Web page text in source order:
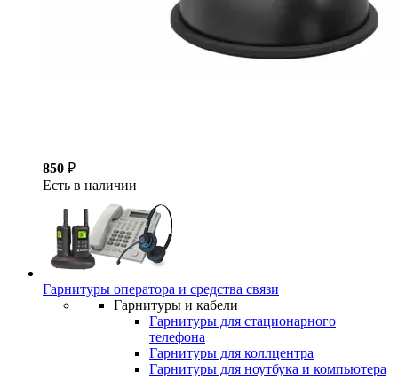
850 ₽
Есть в наличии
Гарнитуры оператора и средства связи
Гарнитуры и кабели
Гарнитуры для стационарного
телефона
Гарнитуры для коллцентра
Гарнитуры для ноутбука и компьютера